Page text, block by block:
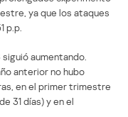
ya que los ataques
p.p.
aumentando.
anterior no hubo
en el primer trimestre
31 días) y en el